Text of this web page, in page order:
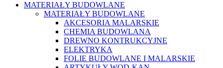
MATERIAŁY BUDOWLANE
MATERIAŁY BUDOWLANE
AKCESORIA MALARSKIE
CHEMIA BUDOWLANA
DREWNO KONTRUKCYJNE
ELEKTRYKA
FOLIE BUDOWLANE I MALARSKIE